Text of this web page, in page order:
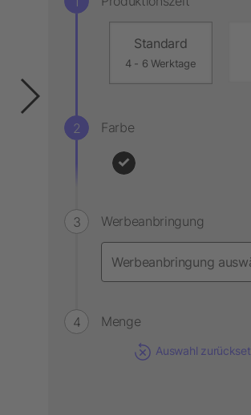
Standard
4 - 6 Werktage
Farbe
Werbeanbringung
Menge
Auswahl